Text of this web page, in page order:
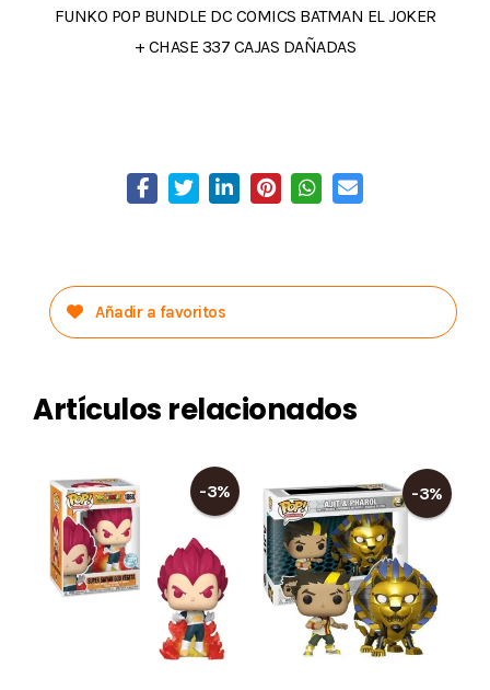
FUNKO POP BUNDLE DC COMICS BATMAN EL JOKER
+ CHASE 337 CAJAS DAÑADAS
Añadir a favoritos
Artículos relacionados
-3% -3%